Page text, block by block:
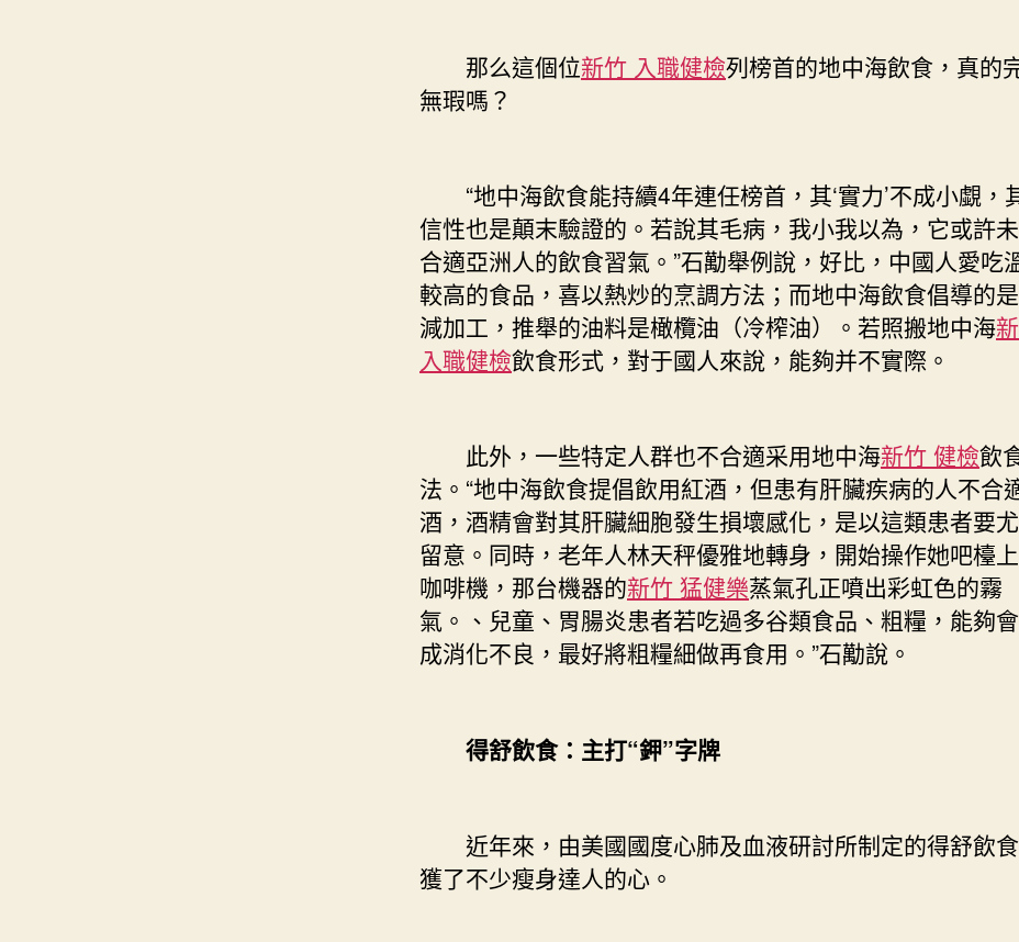
那么這個位新竹 入職健檢列榜首的地中海飲食，真的
無瑕嗎？
“地中海飲食能持續4年連任榜首，其‘實力’不成小覷，
信性也是顛末驗證的。若說其毛病，我小我以為，它或許
合適亞洲人的飲食習氣。”石勱舉例說，好比，中國人愛吃
較高的食品，喜以熱炒的烹調方法；而地中海飲食倡導的
減加工，推舉的油料是橄欖油（冷榨油）。若照搬地中海
入職健檢飲食形式，對于國人來說，能夠并不實際。
此外，一些特定人群也不合適采用地中海新竹 健檢飲
法。“地中海飲食提倡飲用紅酒，但患有肝臟疾病的人不合
酒，酒精會對其肝臟細胞發生損壞感化，是以這類患者要
留意。同時，老年人林天秤優雅地轉身，開始操作她吧檯
咖啡機，那台機器的新竹 猛健樂蒸氣孔正噴出彩虹色的霧
氣。、兒童、胃腸炎患者若吃過多谷類食品、粗糧，能夠
成消化不良，最好將粗糧細做再食用。”石勱說。
得舒飲食：主打“鉀”字牌
近年來，由美國國度心肺及血液研討所制定的得舒飲
獲了不少瘦身達人的心。